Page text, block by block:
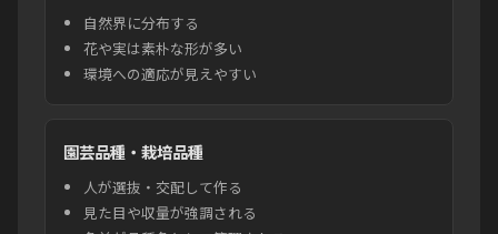
自然界に分布する
花や実は素朴な形が多い
環境への適応が見えやすい
園芸品種・栽培品種
人が選抜・交配して作る
見た目や収量が強調される